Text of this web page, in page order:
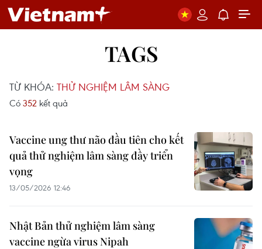
TAGS
TỪ KHÓA: THỬ NGHIỆM LÂM SÀNG
Có 352 kết quả
Vaccine ung thư não đầu tiên cho kết
quả thử nghiệm lâm sàng đầy triển
vọng
13/05/2026 12:46
Nhật Bản thử nghiệm lâm sàng
vaccine ngừa virus Nipah